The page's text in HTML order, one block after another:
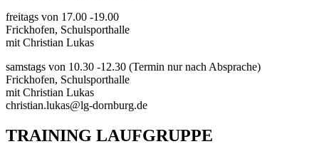
freitags von 17.00 -19.00
Frickhofen, Schulsporthalle
mit Christian Lukas
samstags von 10.30 -12.30 (Termin nur nach Absprache)
Frickhofen, Schulsporthalle
mit Christian Lukas
christian.lukas@lg-dornburg.de
TRAINING LAUFGRUPPE